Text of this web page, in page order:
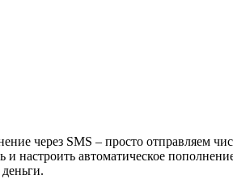
через SMS – просто отправляем
настроить автоматическое